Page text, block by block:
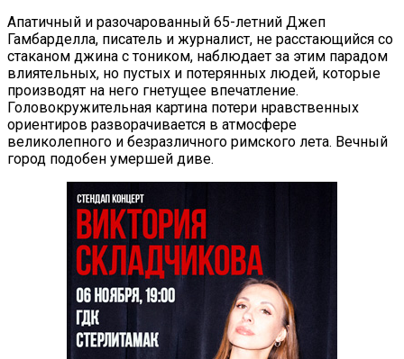
Апатичный и разочарованный 65-летний Джеп
Гамбарделла, писатель и журналист, не расстающийся со
стаканом джина с тоником, наблюдает за этим парадом
влиятельных, но пустых и потерянных людей, которые
производят на него гнетущее впечатление.
Головокружительная картина потери нравственных
ориентиров разворачивается в атмосфере
великолепного и безразличного римского лета. Вечный
город подобен умершей диве.